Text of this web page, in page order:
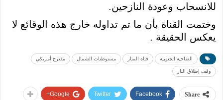
للانسحاب وعودة النازحين.
وختمت القناة بأن ما تم تداوله خارج هذه الوقائع لا
يعكس الحقيقة .
الضاحية الجنوبية قناة المنار مستوطنات الشمال مقترح أمريكي
وقف إطلاق النار
Share
Facebook
Twitter
Google+